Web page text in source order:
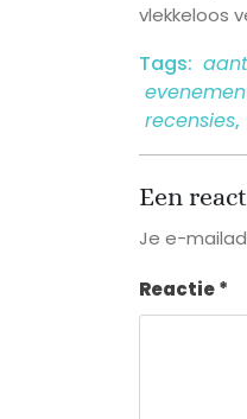
vlekkeloos
Tags:
recensies,
Een
Je e-
Reactie*